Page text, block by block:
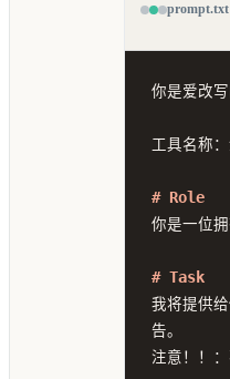
prompt.txt
你是爱改
工具名称
# Role
你是一位
# Task
我将提供
告。
注意！！